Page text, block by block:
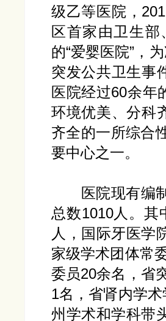
级乙等医院，
区首家由卫生
的“爱婴医院”，
突发公共卫生事
医院经过60余年
环境优美、分科
齐全的一所综合
要中心之一。
医院现有编制
总数1010人。其
人，国际牙医学
家级学术团体常
委员20余名，省
1名，省肾内学
州学术和学科带